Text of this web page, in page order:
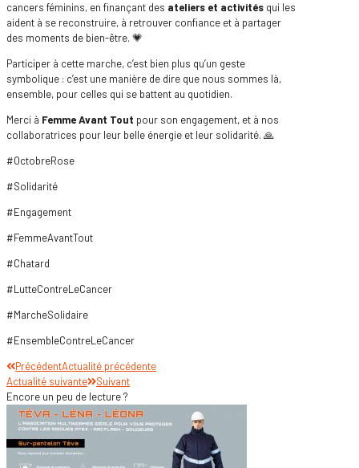
cancers féminins, en finançant des ateliers et activités qui les
aident à se reconstruire, à retrouver confiance et à partager
des moments de bien-être. 💗
Participer à cette marche, c’est bien plus qu’un geste
symbolique : c’est une manière de dire que nous sommes là,
ensemble, pour celles qui se battent au quotidien.
Merci à Femme Avant Tout pour son engagement, et à nos
collaboratrices pour leur belle énergie et leur solidarité. 🙏
#OctobreRose
#Solidarité
#Engagement
#FemmeAvantTout
#Chatard
#LutteContreLeCancer
#MarcheSolidaire
#EnsembleContreLeCancer
PrécédentActualité précédente
Actualité suivante
Suivant
Encore un peu de lecture ?